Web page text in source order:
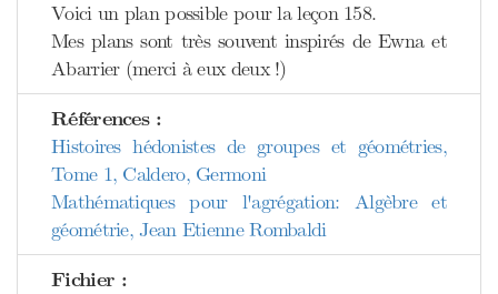
Voici un plan possible pour la leçon 158.
Mes plans sont très souvent inspirés de Ewna et
Abarrier (merci à eux deux !)
Références :
Histoires hédonistes de groupes et géométries,
Tome 1, Caldero, Germoni
Mathématiques pour l'agrégation: Algèbre et
géométrie, Jean Etienne Rombaldi
Fichier :